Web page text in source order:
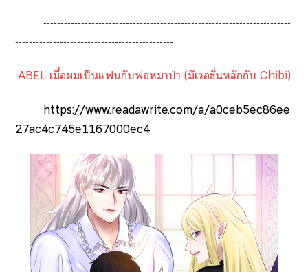
------------------------------------------------------------------------
----------------------------------------------
ABEL เมื่อเป็นแกับพ่อหมาป่า (มีเชั่นหลักกับ Chibi)
https://www.readawrite.com/a/a0ceb5ec86ee
27ac4c745e1167000ec4